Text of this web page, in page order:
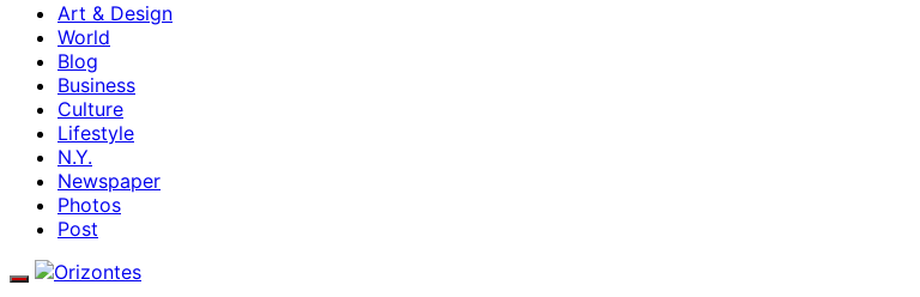
Art & Design
World
Blog
Business
Culture
Lifestyle
N.Y.
Newspaper
Photos
Post